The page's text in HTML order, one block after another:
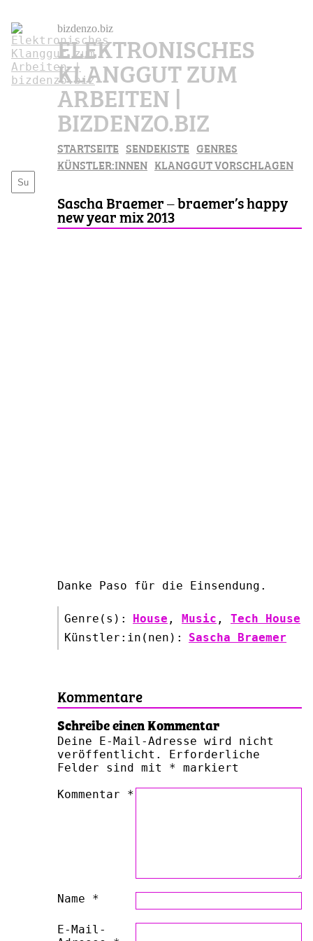
bizdenzo.biz
ELEKTRONISCHES
KLANGGUT ZUM
ARBEITEN |
BIZDENZO.BIZ
STARTSEITE SENDEKISTE GENRES
KÜNSTLER:INNEN KLANGGUT VORSCHLAGEN
Sascha Braemer – braemer’s happy
new year mix 2013
Danke Paso für die Einsendung.
Genre(s): House , Music , Tech House
Künstler:in(nen):
Sascha Braemer
Kommentare
Schreibe einen Kommentar
Deine E-Mail-Adresse wird nicht
veröffentlicht.
Erforderliche
Felder sind mit * markiert
Kommentar *
Name *
E-Mail-